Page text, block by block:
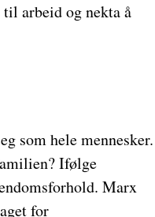
arbeid og nekta å
som hele mennesker.
Ifølge
Marx
for